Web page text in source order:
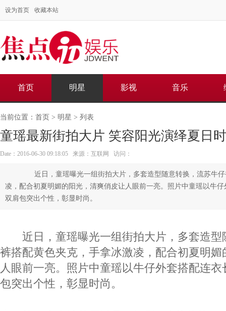
设为首页 收藏本站
首页 明星 影视 音乐
当前位置： 首页 > 明星 > 列表
童瑶最新街拍大片 笑容阳光演绎夏日
Date：2016-06-30 09:18:05 来源：互联网 访问：
近日，童瑶曝光一组街拍大片，多套造型随意转换，流苏牛仔
凌，配合初夏明媚的阳光，清爽俏皮让人眼前一亮。照片中童瑶以牛
双肩包突出个性，彰显时尚。
近日，童瑶曝光一组街拍大片，多套造型
裤搭配黄色夹克，手拿冰激凌，配合初夏明
人眼前一亮。照片中童瑶以牛仔外套搭配连
包突出个性，彰显时尚。